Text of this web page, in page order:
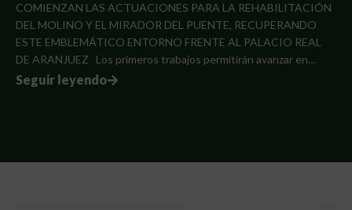
COMIENZAN LAS ACTUACIONES PARA LA REHABILITACIÓN
DEL MOLINO Y EL MIRADOR DEL PUENTE, RECUPERANDO
ESTE EMBLEMÁTICO ENTORNO FRENTE AL PALACIO REAL
DE ARANJUEZ Los primeros trabajos permitirán avanzar en…
Seguir leyendo